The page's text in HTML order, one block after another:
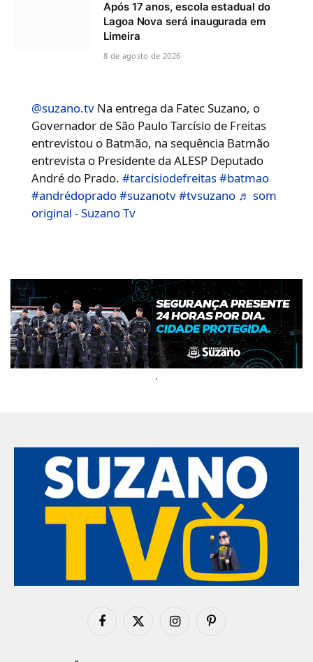
Após 17 anos, escola estadual do
Lagoa Nova será inaugurada em
Limeira
8 de agosto de 2026
@suzano.tv Na entrega da Fatec Suzano, o
Governador de São Paulo Tarcísio de Freitas
entrevistou o Batmão, na sequência Batmão
entrevista o Presidente da ALESP Deputado
André do Prado.#tarcisiodefreitas#batmao
#andrédoprado#suzanotv#tvsuzano ♬ som
original - Suzano Tv
.
FacebookX
InstagramPinterest